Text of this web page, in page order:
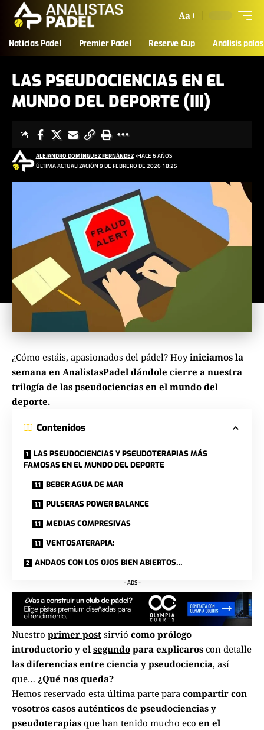
Aa
Noticias Padel Premier Padel Reserve Cup Análisis palas
LAS PSEUDOCIENCIAS EN EL
MUNDO DEL DEPORTE (III)
ÚLTIMA ACTUALIZACIÓN 9 DE FEBRERO DE 2026 18:25
ALEJANDRO DOMÍNGUEZ FERNÁNDEZ HACE 6 AÑOS
¿Cómo estáis, apasionados del pádel? Hoyiniciamos la
semana en AnalistasPadel dándole cierre a nuestra
trilogía de las pseudociencias en el mundo del
deporte.
Contenidos
LAS PSEUDOCIENCIAS Y PSEUDOTERAPIAS MÁS
FAMOSAS EN EL MUNDO DEL DEPORTE
BEBER AGUA DE MAR
PULSERAS POWER BALANCE
MEDIAS COMPRESIVAS
VENTOSATERAPIA:
ANDAOS CON LOS OJOS BIEN ABIERTOS…
- ADS -
Nuestro primer post sirvió como prólogo
introductorio y el segundo para explicaros con detalle
las diferencias entre ciencia y pseudociencia, así
que… ¿Qué nos queda?
Hemos reservado esta última parte para compartir con
vosotros casos auténticos de pseudociencias y
pseudoterapias que han tenido mucho eco en el